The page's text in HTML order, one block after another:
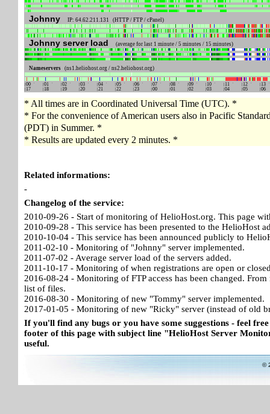
Johnny IP: 64.62.211.131 (HTTP / FTP / cPanel)
Johnny server load (average for last 1 minute / 5 minutes / 15 minutes)
Nameservers (ns1.heliohost.org / ns2.heliohost.org)
00 01 02 03 04 05 06 07 08 09 10 11 12
13
17
18 19 20 21 22 23 00 01 02 03 04 05 06
* All times are in Coordinated Universal Time (UTC). *
* For the convenience of American users also in Pacific
(PDT) in Summer. *
* Results are updated every 2 minutes. *
Related informations:
-
Changelog of the service:
2010-09-26 - Start of monitoring of HelioHost.org. This page
2010-09-28 - This service has been presented to the HelioHost
2010-10-04 - This service has been announced publicly to
2011-02-10 - Monitoring of "Johnny" server implemented.
2011-07-02 - Average server load of the servers added.
2011-10-17 - Monitoring of when registrations are open or
2016-08-24 - Monitoring of FTP access has been changed.
list of files.
2016-08-30 - Monitoring of new "Tommy" server implemented.
2017-01-05 - Monitoring of new "Ricky" server (instead of old
If you'll find any bugs or you have some suggestions - feel
footer of this page with subject line "HelioHost Server
useful.
©